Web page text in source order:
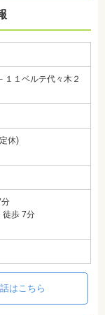
１１ベルテ代々木２
休)
徒歩 7分
はこちら